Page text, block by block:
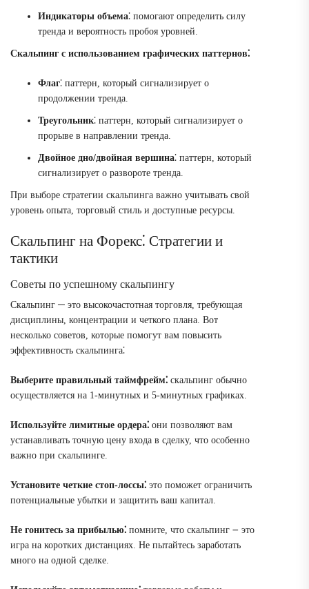
Индикаторы объема⁚ помогают определить силу
тренда и вероятность пробоя уровней.
Скальпинг с использованием графических паттернов⁚
Флаг⁚ паттерн, который сигнализирует о
продолжении тренда.
Треугольник⁚ паттерн, который сигнализирует о
прорыве в направлении тренда.
Двойное дно/двойная вершина⁚ паттерн, который
сигнализирует о развороте тренда.
При выборе стратегии скальпинга важно учитывать свой
уровень опыта, торговый стиль и доступные ресурсы.
Скальпинг на Форекс⁚ Стратегии и
тактики
Советы по успешному скальпингу
Скальпинг ─ это высокочастотная торговля, требующая
дисциплины, концентрации и четкого плана. Вот
несколько советов, которые помогут вам повысить
эффективность скальпинга⁚
Выберите правильный таймфрейм⁚ скальпинг обычно
осуществляется на 1-минутных и 5-минутных графиках.
Используйте лимитные ордера⁚ они позволяют вам
устанавливать точную цену входа в сделку, что особенно
важно при скальпинге.
Установите четкие стоп-лоссы⁚ это поможет ограничить
потенциальные убытки и защитить ваш капитал.
Не гонитесь за прибылью⁚ помните, что скальпинг ౼ это
игра на коротких дистанциях. Не пытайтесь заработать
много на одной сделке.